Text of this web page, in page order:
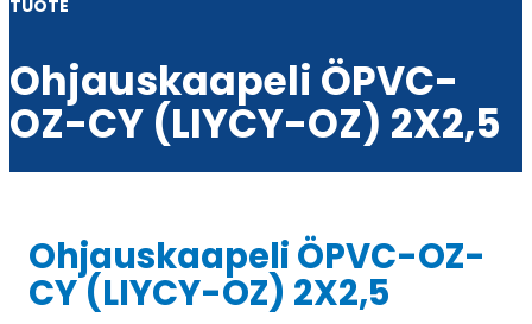
TUOTE
Ohjauskaapeli ÖPVC-
OZ-CY (LIYCY-OZ) 2X2,5
Ohjauskaapeli ÖPVC-OZ-
CY (LIYCY-OZ) 2X2,5